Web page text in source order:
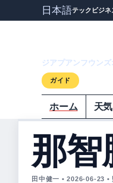
日本語テック ビジネ
ジアプアンフウン
ガイド
ホーム 天気
那智
田中健一 • 2026-06-23 •